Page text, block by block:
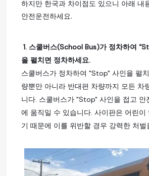
하지만 한국과 차이점도 있으니 아래 내
안전운전하세요.
1. 스쿨버스(School Bus)가 정차하여
을 펼치면 정차하세요.
스쿨버스가 정차하여 "Stop" 사인을 펼
량뿐만 아니라 반대편 차량까지 모든 차
니다. 스쿨버스가 "Stop" 사인을 접고 안
에 움직일 수 있습니다. 사이판은 어린이
기 때문에 이를 위반할 경우 강력한 처벌